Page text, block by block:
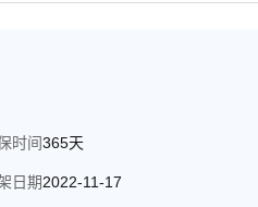
时间365天
日期2022-11-17